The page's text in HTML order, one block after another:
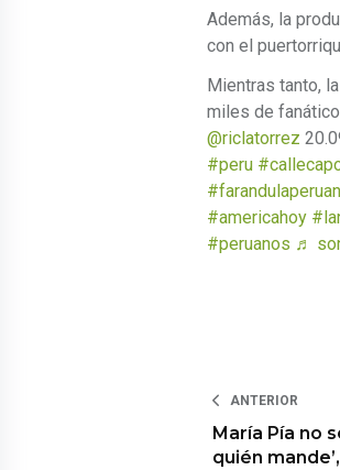
Además, la
con el
Mientras tanto,
miles de
@riclatorrez
#peru
#americahoy
#peruanos ♬
ANTERIOR
María Pía no
quién